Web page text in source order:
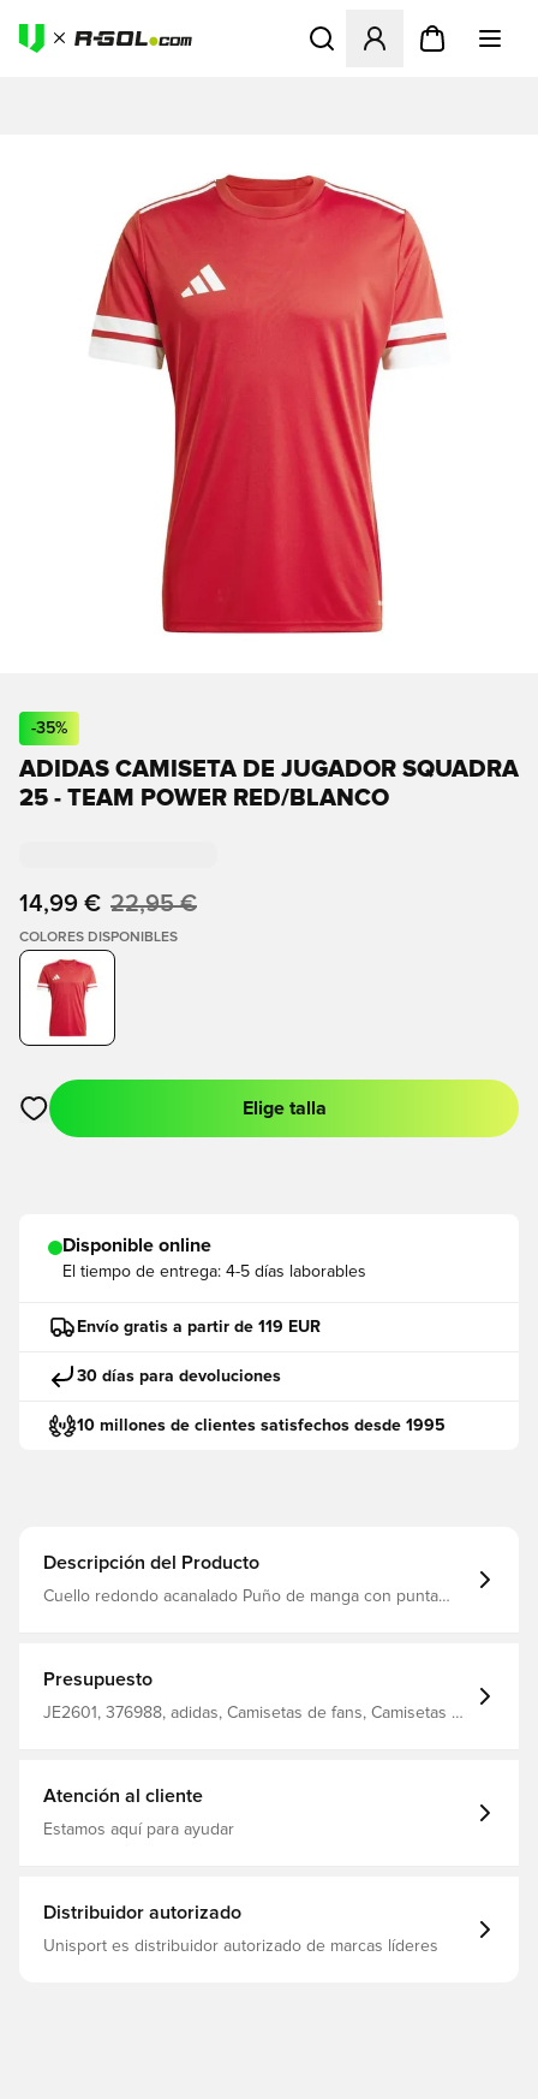
Abre un modal para iniciar
-35%
ADIDAS CAMISETA DE JUGADOR SQUADRA
25 - TEAM POWER RED/BLANCO
14,99 € 22,95 €
COLORES DISPONIBLES
Abre un modal para iniciar sesión o registrarse como miembro
Elige talla
Disponible online
El tiempo de entrega: 4-5 días laborables
Envío gratis a partir de 119 EUR
30 días para devoluciones
10 millones de clientes satisfechos desde 1995
Descripción del Producto
Cuello redondo acanalado Puño de manga con punta
Presupuesto
JE2601, 376988, adidas, Camisetas de fans, Camisetas de
Atención al cliente
Estamos aquí para ayudar
Distribuidor autorizado
Unisport es distribuidor autorizado de marcas líderes